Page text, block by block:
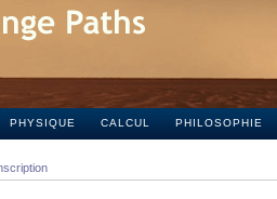
PHYSIQUE CALCUL PHILOSOPHIE